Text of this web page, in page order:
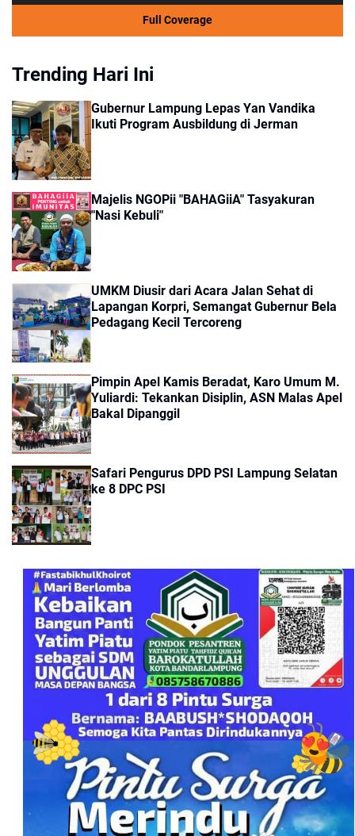
Full Coverage
Trending Hari Ini
Gubernur Lampung Lepas Yan Vandika
Ikuti Program Ausbildung di Jerman
Majelis NGOPii "BAHAGiiA" Tasyakuran
"Nasi Kebuli"
UMKM Diusir dari Acara Jalan Sehat di
Lapangan Korpri, Semangat Gubernur Bela
Pedagang Kecil Tercoreng
Pimpin Apel Kamis Beradat, Karo Umum M.
Yuliardi: Tekankan Disiplin, ASN Malas Apel
Bakal Dipanggil
Safari Pengurus DPD PSI Lampung Selatan
ke 8 DPC PSI